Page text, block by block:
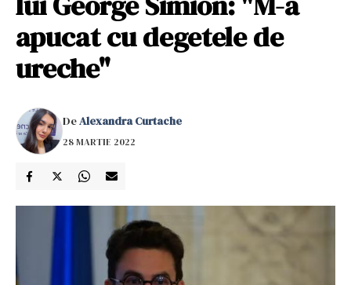
apucat cu degetele de
ureche"
DeAlexandra Curtache
28 MARTIE 2022